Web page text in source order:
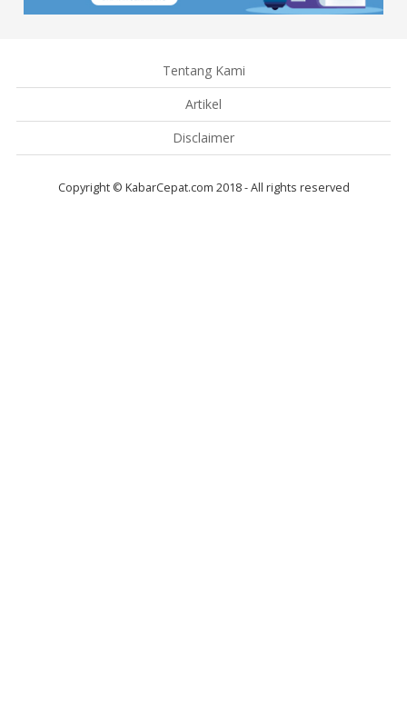
Tentang Kami
Artikel
Disclaimer
Copyright © KabarCepat.com 2018 - All rights reserved